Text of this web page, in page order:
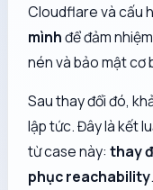
Cloudflare và cấu
mìnhđể đảm
nén và bảo mật cơ
Sau thay đổi đó,
lập tức. Đây là kết
từ case này:thay
phục reachability.